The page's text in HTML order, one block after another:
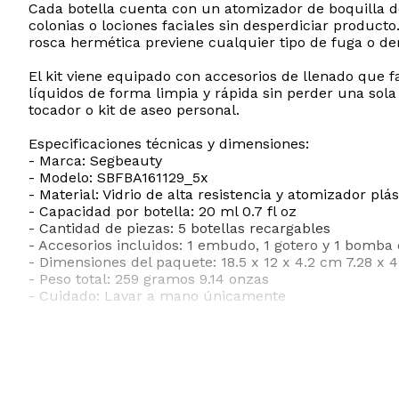
Cada botella cuenta con un atomizador de boquilla
colonias o lociones faciales sin desperdiciar
rosca hermética previene cualquier tipo de fuga o
El kit viene equipado con accesorios de llenado
líquidos de forma limpia y rápida sin perder una
tocador o kit de aseo personal.
Especificaciones técnicas y dimensiones:
- Marca: Segbeauty
- Modelo: SBFBA161129_5x
- Material: Vidrio de alta resistencia y atomizador
- Capacidad por botella: 20 ml 0.7 fl oz
- Cantidad de piezas: 5 botellas recargables
- Accesorios incluidos: 1 embudo, 1 gotero y 1
- Dimensiones del paquete: 18.5 x 12 x 4.2 cm 7.28 x
- Peso total: 259 gramos 9.14 onzas
- Cuidado: Lavar a mano únicamente